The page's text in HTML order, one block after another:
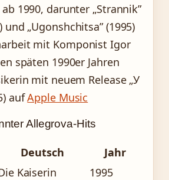
1990, darunter „Strannik”
und „Ugonshchitsa” (1995)
mit Komponist Igor
späten 1990er Jahren
mit neuem Release „У
aufApple Music
Allegrova-Hits
Deutsch
Jahr
Kaiserin
1995